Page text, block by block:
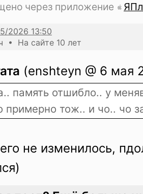
через приложение
• На сайте 10 лет
(enshteyn @ 6 мая
память отшибло.. у
примерно тож.. и чо.. чо
не изменилось,